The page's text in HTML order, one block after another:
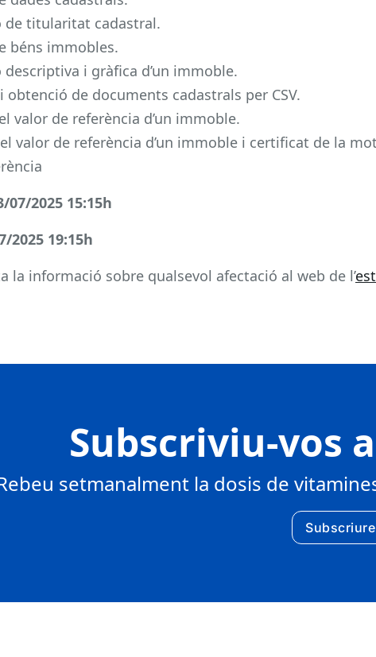
de titularitat cadastral.
béns immobles.
descriptiva i gràfica d’un immoble.
obtenció de documents cadastrals per CSV.
valor de referència d’un immoble.
valor de referència d’un immoble i certificat de la
07/2025 15:15h
2025 19:15h
la informació sobre qualsevol afectació al web de l’
Subscriviu-vos
setmanalment la dosis de